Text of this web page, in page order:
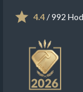
4.4/ 992